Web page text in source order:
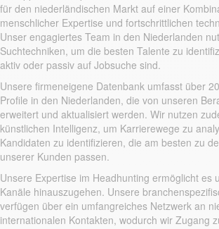
für den niederländischen Markt auf einer
menschlicher Expertise und fortschrittlichen
Unser engagiertes Team in den Niederlanden
Suchtechniken, um die besten Talente zu
aktiv oder passiv auf Jobsuche sind.
Unsere firmeneigene Datenbank umfasst über
Profile in den Niederlanden, die von unseren
erweitert und aktualisiert werden. Wir nutzen
künstlichen Intelligenz, um Karrierewege zu
Kandidaten zu identifizieren, die am besten zu
unserer Kunden passen.
Unsere Expertise im Headhunting ermöglicht es
Kanäle hinauszugehen. Unsere
verfügen über ein umfangreiches Netzwerk an
internationalen Kontakten, wodurch wir Zugang